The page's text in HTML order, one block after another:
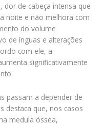
de cabeça intensa que
noite e não melhora com
do volume
de ínguas e alterações
com ele, a
significativamente
passam a depender de
destaca que, nos casos
medula óssea,